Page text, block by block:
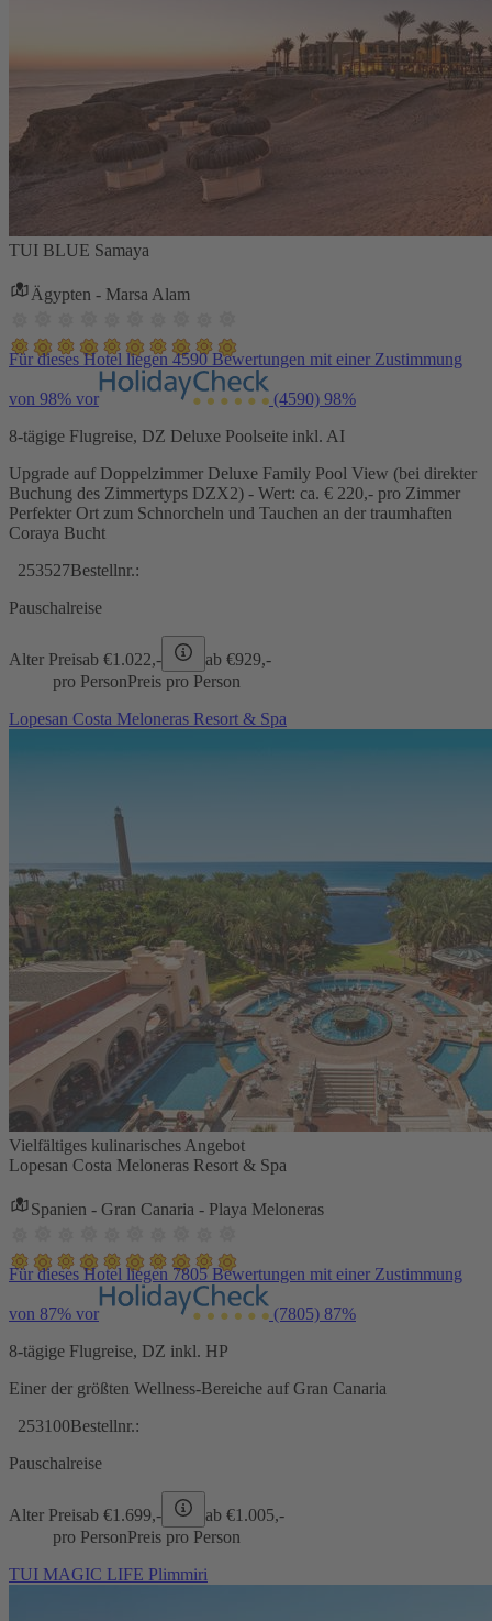
TUI BLUE Samaya
Ägypten - Marsa Alam
Für dieses Hotel liegen 4590 Bewertungen mit einer Zustimmung
von 98% vor (4590) 98%
8-tägige Flugreise, DZ Deluxe Poolseite inkl. AI
Upgrade auf Doppelzimmer Deluxe Family Pool View (bei direkter
Buchung des Zimmertyps DZX2) - Wert: ca. € 220,- pro Zimmer
Perfekter Ort zum Schnorcheln und Tauchen an der traumhaften
Coraya Bucht
253527Bestellnr.:
Pauschalreise
Alter Preisab €1.022,- ab €929,-
pro PersonPreis pro Person
Lopesan Costa Meloneras Resort & Spa
Vielfältiges kulinarisches Angebot
Lopesan Costa Meloneras Resort & Spa
Spanien - Gran Canaria - Playa Meloneras
Für dieses Hotel liegen 7805 Bewertungen mit einer Zustimmung
von 87% vor (7805) 87%
8-tägige Flugreise, DZ inkl. HP
Einer der größten Wellness-Bereiche auf Gran Canaria
253100Bestellnr.:
Pauschalreise
Alter Preisab €1.699,- ab €1.005,-
pro PersonPreis pro Person
TUI MAGIC LIFE Plimmiri